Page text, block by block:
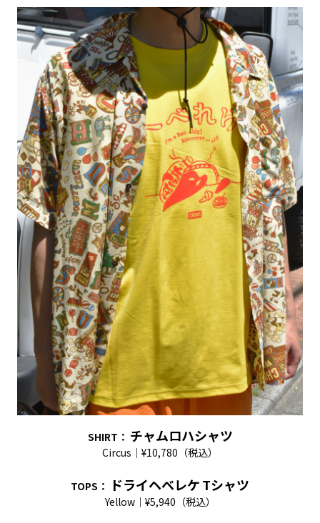
SHIRT ： チャムロハシャツ
Circus｜¥10,780（税込）
TOPS ： ドライヘベレケTシャツ
Yellow｜¥5,940（税込）